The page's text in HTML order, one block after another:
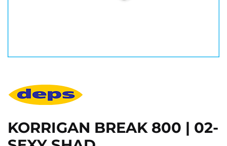
KORRIGAN BREAK 800 | 02-